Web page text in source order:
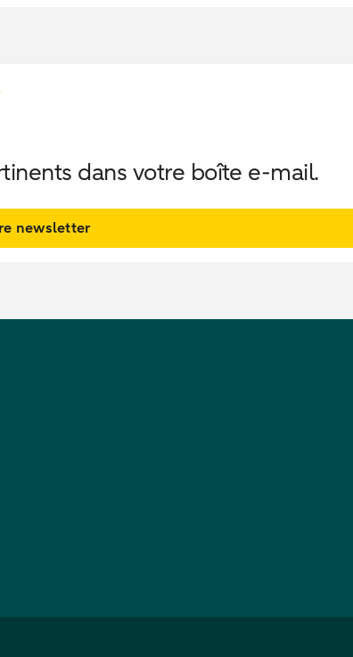
dans votre boîte e-mail.
newsletter